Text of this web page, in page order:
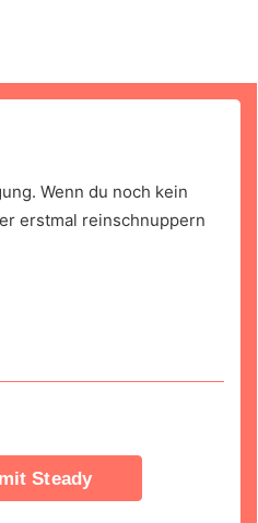
Wenn du noch kein
erstmal reinschnuppern
Steady